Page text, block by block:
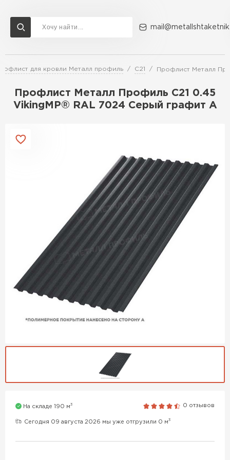
для кровли Металл профиль С21 Профлист Металл
Профлист Металл Профиль C21 0.45
VikingMP® RAL 7024 Серый графит A
На складе 190 м3 0 отзывов
Сегодня 09 августа 2026 мы уже отгрузили 0 м3
Доставка и оплата Акции О компании Контакты
Перейти в каталог